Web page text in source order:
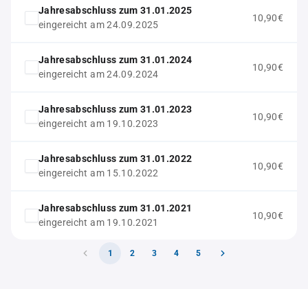
Jahresabschluss zum 31.01.2025
eingereicht am 24.09.2025
10,90€
Jahresabschluss zum 31.01.2024
eingereicht am 24.09.2024
10,90€
Jahresabschluss zum 31.01.2023
eingereicht am 19.10.2023
10,90€
Jahresabschluss zum 31.01.2022
eingereicht am 15.10.2022
10,90€
Jahresabschluss zum 31.01.2021
eingereicht am 19.10.2021
10,90€
1 2 3 4 5